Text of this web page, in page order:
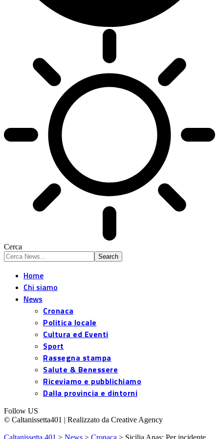
Cerca
Home
Chi siamo
News
Cronaca
Politica locale
Cultura ed Eventi
Sport
Rassegna stampa
Salute & Benessere
Riceviamo e pubblichiamo
Dalla provincia e dintorni
Follow US
© Caltanissetta401 | Realizzato da Creative Agency
Caltanissetta 401 > News > Cronaca > Sicilia Anas: Per incidente